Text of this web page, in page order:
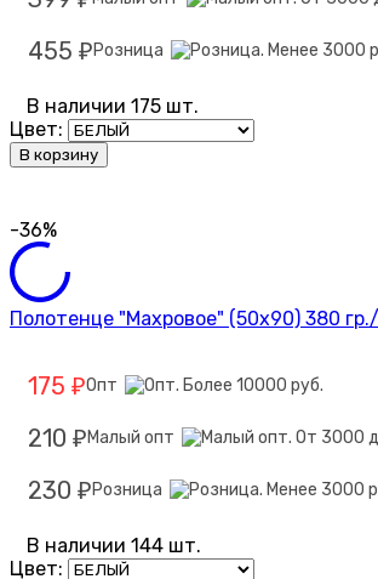
455 ₽ Розница
В наличии 175 шт.
Цвет:
В корзину
-36%
Полотенце "Махровое" (50х90) 380
175 ₽Опт
210 ₽ Малый опт
230 ₽ Розница
В наличии 144 шт.
Цвет: